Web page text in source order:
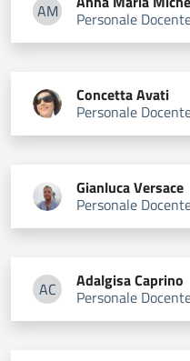
AMAnna Maria Michelizzi
Personale
ConcettaAvati
Personale
GianlucaVersace
Personale
ACAdalgisa Caprino
AdalgisaCaprino
Personale